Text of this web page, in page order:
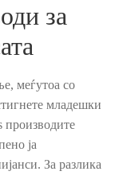
на
за
меѓутоа со
младешки
производите
ја
За разлика